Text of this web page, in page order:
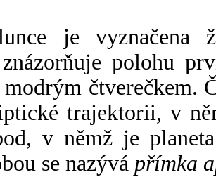
je vyznačena
znázorňuje polohu
modrým čtverečkem.
trajektorii, v
v němž je
se nazývá přímka